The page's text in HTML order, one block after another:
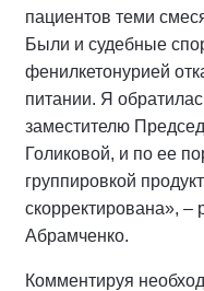
пациентов теми
Были и судебные
фенилкетонурией
питании. Я
заместителю
Голиковой, и по ее
группировкой
скорректирована», –
Абрамченко.
Комментируя